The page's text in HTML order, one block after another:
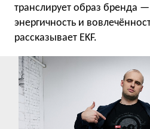
транслирует образ бренда
энергичность и
рассказывает EKF.